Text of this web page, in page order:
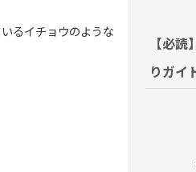
るイチョウのような
【必
りガイ